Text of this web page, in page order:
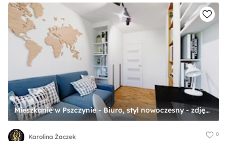
Mieszkanie w Pszczynie - Biuro, styl nowoczesny - zdjęcie od Karolina Żaczek
Karolina Żaczek 0